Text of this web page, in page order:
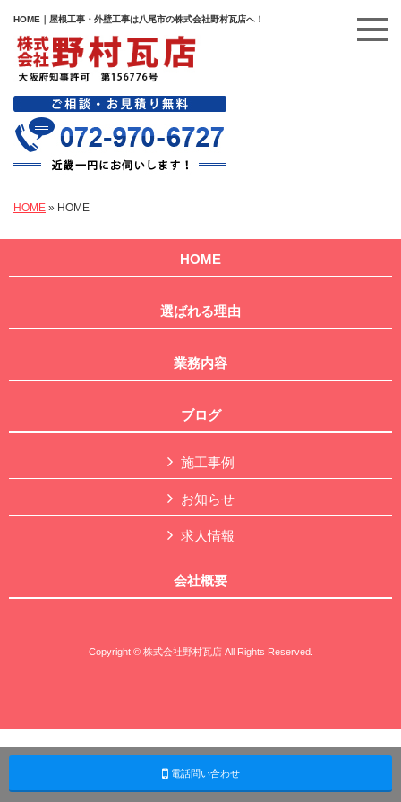
HOME｜屋根工事・外壁工事は八尾市の株式会社野村瓦店へ！
HOME » HOME
HOME
選ばれる理由
業務内容
ブログ
施工事例
お知らせ
求人情報
会社概要
Copyright © 株式会社野村瓦店 All Rights Reserved.
電話問い合わせ